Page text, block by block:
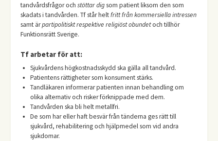
tandvårdsfrågor ochstöttar digsom patient liksom den som
skadats i tandvården. Tf står heltfritt från kommersiella intressen
samt ärpartipolitiskt respektive religiöst obundetoch tillhör
Funktionsrätt Sverige.
Tf arbetar för att:
Sjukvårdens högkostnadsskydd ska gälla all tandvård.
Patientens rättigheter som konsument stärks.
Tandläkaren informerar patienten innan behandling om
olika alternativ och risker förknippade med dem.
Tandvården ska bli helt metallfri.
De som har eller haft besvär från tänderna ges rätt till
sjukvård, rehabilitering och hjälpmedel som vid andra
sjukdomar.